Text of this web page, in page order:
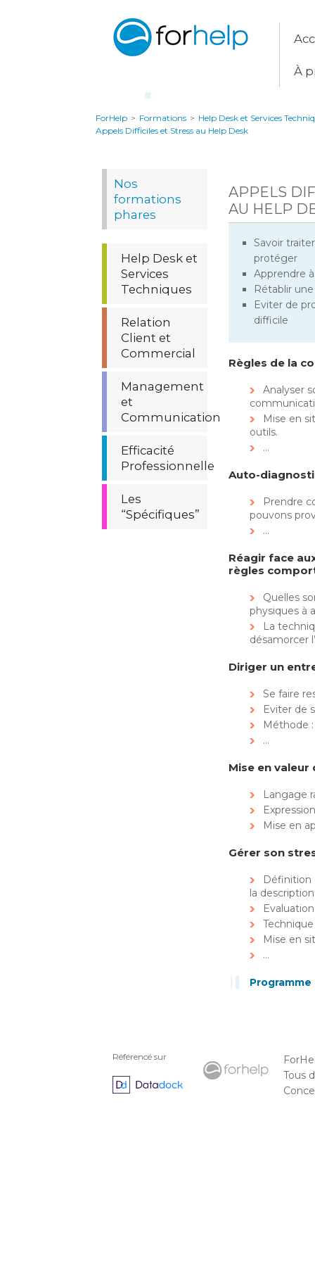
À
ForHelp > Formations > Help Desk et Services
Appels Difficiles et Stress au Help Desk
Nos
formations
phares
Help Desk et
Services
Techniques
Relation
Client et
Commercial
Management
et
Communication
Efficacité
Professionnelle
Les
“Spécifiques”
APPELS
AU HELP
Savoir
protéger
Apprendre
Rétablir
Eviter de
difficile
Règles de la
Analyser
Mise en
outils.
…
Auto-
Prendre
pouvons
…
Réagir face
règles
Quelles
physiques à
La
désamorcer
Diriger un
Se faire
Eviter de
Méthode :
…
Mise en valeur
Langage
Mise en
Gérer son
Définition
la
Mise en
…
Référencé sur
Tous